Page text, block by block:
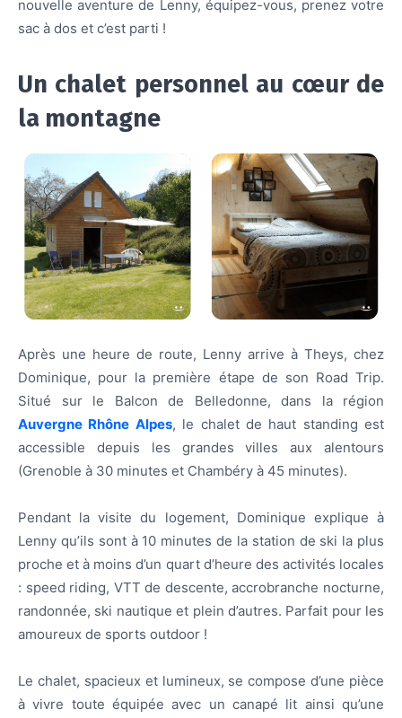
nouvelle aventure de Lenny, équipez-vous, prenez votre
sac à dos et c’est parti !
Un chalet personnel au cœur de
la montagne
Après une heure de route, Lenny arrive à Theys, chez
Dominique, pour la première étape de son Road Trip.
Situé sur le Balcon de Belledonne, dans la région
Auvergne Rhône Alpes, le chalet de haut standing est
accessible depuis les grandes villes aux alentours
(Grenoble à 30 minutes et Chambéry à 45 minutes).
Pendant la visite du logement, Dominique explique à
Lenny qu’ils sont à 10 minutes de la station de ski la plus
proche et à moins d’un quart d’heure des activités locales
: speed riding, VTTde descente, accrobranche nocturne,
randonnée, ski nautique et plein d’autres. Parfait pour les
amoureux de sports outdoor !
Le chalet, spacieux et lumineux, se compose d’une pièce
à vivre toute équipée avec un canapé lit ainsi qu’une